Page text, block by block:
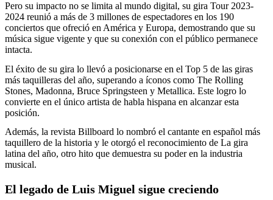
Pero su impacto no se limita al mundo digital, su gira Tour 2023-
2024 reunió a más de 3 millones de espectadores en los 190
conciertos que ofreció en América y Europa, demostrando que su
música sigue vigente y que su conexión con el público permanece
intacta.
El éxito de su gira lo llevó a posicionarse en el Top 5 de las giras
más taquilleras del año, superando a íconos como The Rolling
Stones, Madonna, Bruce Springsteen y Metallica. Este logro lo
convierte en el único artista de habla hispana en alcanzar esta
posición.
Además, la revista Billboard lo nombró el cantante en español más
taquillero de la historia y le otorgó el reconocimiento de La gira
latina del año, otro hito que demuestra su poder en la industria
musical.
El legado de Luis Miguel sigue creciendo